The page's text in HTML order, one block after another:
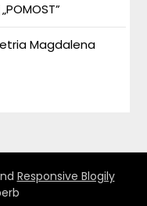
Magdalena
Responsive Blogily